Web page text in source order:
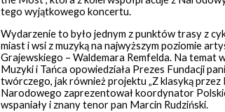
tego wyjątkowego koncertu.
Wydarzenie to było jednym z punktów trasy z
miast i wsi z muzyką na najwyższym poziomie
Grajewskiego – Waldemara Remfelda. Na
Muzyki i Tańca opowiedziała Prezes Fundacji
twórczego, jak również projektu „Z klasyką
Narodowego zaprezentował koordynator
wspaniały i znany tenor pan Marcin Rudziński.